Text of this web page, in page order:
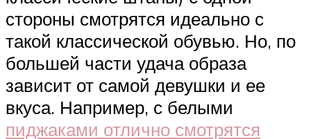
стороны смотрятся идеально с
такой классической обувью. Но, по
большей части удача образа
зависит от самой девушки и ее
вкуса. Например, с белыми
пиджаками отлично смотрятся